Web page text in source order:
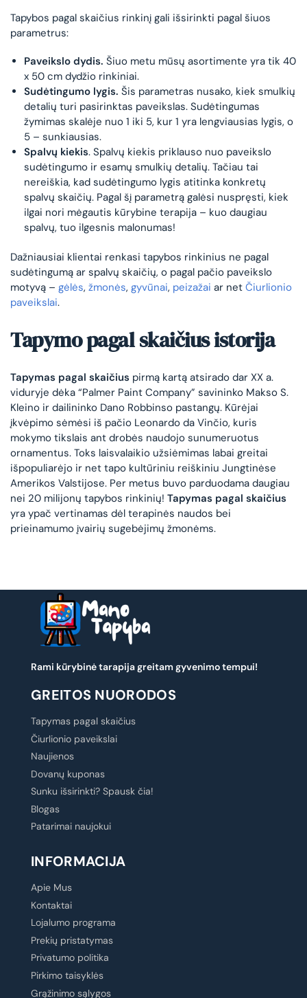
Tapybos pagal skaičius rinkinį gali išsirinkti pagal šiuos
parametrus:
Paveikslo dydis. Šiuo metu mūsų asortimente yra tik 40
x 50 cm dydžio rinkiniai.
Sudėtingumo lygis. Šis parametras nusako, kiek smulkių
detalių turi pasirinktas paveikslas. Sudėtingumas
žymimas skalėje nuo 1 iki 5, kur 1 yra lengviausias lygis, o
5 – sunkiausias.
Spalvų kiekis. Spalvų kiekis priklauso nuo paveikslo
sudėtingumo ir esamų smulkių detalių. Tačiau tai
nereiškia, kad sudėtingumo lygis atitinka konkretų
spalvų skaičių. Pagal šį parametrą galėsi nuspręsti, kiek
ilgai nori mėgautis kūrybine terapija – kuo daugiau
spalvų, tuo ilgesnis malonumas!
Dažniausiai klientai renkasi tapybos rinkinius ne pagal
sudėtingumą ar spalvų skaičių, o pagal pačio paveikslo
motyvą – gėlės, žmonės, gyvūnai, peizažai ar net Čiurlionio
paveikslai.
Tapymo pagal skaičius istorija
Tapymas pagal skaičius pirmą kartą atsirado dar XX a.
viduryje dėka “Palmer Paint Company” savininko Makso S.
Kleino ir dailininko Dano Robbinso pastangų. Kūrėjai
įkvėpimo sėmėsi iš pačio Leonardo da Vinčio, kuris
mokymo tikslais ant drobės naudojo sunumeruotus
ornamentus. Toks laisvalaikio užsiėmimas labai greitai
išpopuliarėjo ir net tapo kultūriniu reiškiniu Jungtinėse
Amerikos Valstijose. Per metus buvo parduodama daugiau
nei 20 milijonų tapybos rinkinių! Tapymas pagal skaičius
yra ypač vertinamas dėl terapinės naudos bei
prieinamumo įvairių sugebėjimų žmonėms.
Rami kūrybinė tarapija greitam gyvenimo tempui!
GREITOS NUORODOS
Tapymas pagal skaičius
Čiurlionio paveikslai
Naujienos
Dovanų kuponas
Sunku išsirinkti? Spausk čia!
Blogas
Patarimai naujokui
INFORMACIJA
Apie Mus
Kontaktai
Lojalumo programa
Prekių pristatymas
Privatumo politika
Pirkimo taisyklės
Grąžinimo sąlygos